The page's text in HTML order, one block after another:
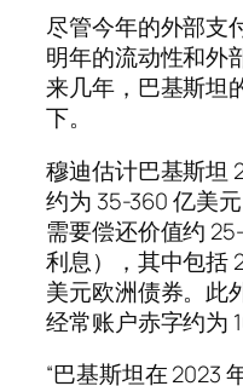
尽管今年的外部支
明年的流动性和外
来几年，巴基斯坦
下。
穆迪估计巴基斯坦
约为 35-360 亿美
需要偿还价值约
利息），其中包括
美元欧洲债券。此
经常账户赤字约为
“巴基斯坦在 2023